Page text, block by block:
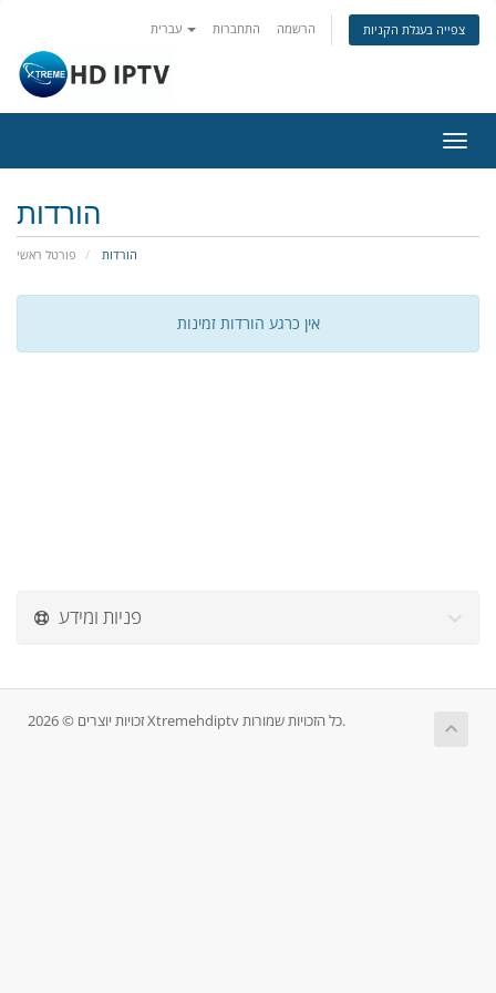
התחברות הרשמה צפייה בעגלת הקניות
ניווט
הורדות
פורטל ראשי הורדות
אין כרגע הורדות זמינות
פניות ומידע
זכויות יוצרים © 2026 Xtremehdiptv כל הזכויות שמורות.